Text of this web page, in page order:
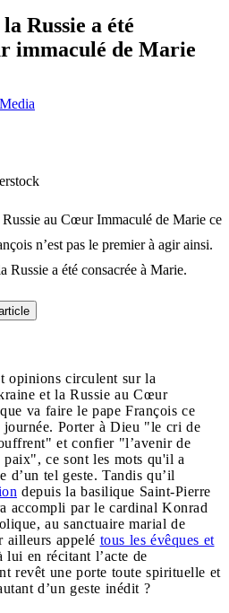
Russie a été
immaculé de Marie
au Cœur Immaculé de Marie ce
n’est pas le premier à agir ainsi.
Russie a été consacrée à Marie.
opinions circulent sur la
et la Russie au Cœur
va faire le pape François ce
Porter à Dieu "le cri de
et confier "l’avenir de
ce sont les mots qu'il a
d’un tel geste. Tandis qu’il
depuis la basilique Saint-Pierre
accompli par le cardinal Konrad
au sanctuaire marial de
ailleurs appelé tous les évêques et
lui en récitant l’acte de
revêt une porte toute spirituelle et
d’un geste inédit ?